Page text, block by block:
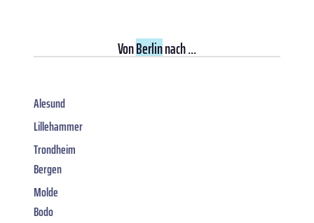
VonBerlinnach ...
Alesund
Lillehammer
Trondheim
Bergen
Molde
Bodo